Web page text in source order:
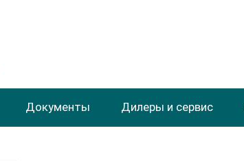
Документы Дилеры и сервис